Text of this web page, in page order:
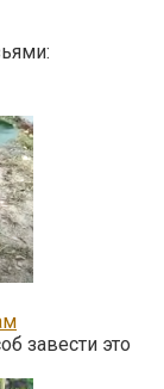
завести это